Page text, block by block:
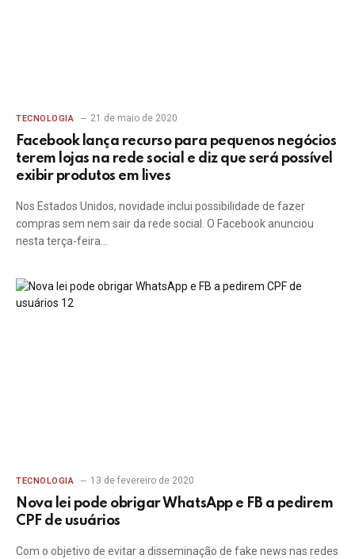
TECNOLOGIA 21 de maio de 2020
Facebook lança recurso para pequenos negócios
terem lojas na rede social e diz que será possível
exibir produtos em lives
Nos Estados Unidos, novidade inclui possibilidade de fazer
compras sem nem sair da rede social. O Facebook anunciou
nesta terça-feira…
TECNOLOGIA 13 de fevereiro de 2020
Nova lei pode obrigar WhatsApp e FB a pedirem
CPF de usuários
Com o objetivo de evitar a disseminação de fake news nas redes